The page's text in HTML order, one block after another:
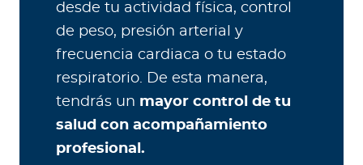
desde tu actividad física, control
de peso, presión arterial y
frecuencia cardiaca o tu estado
respiratorio. De esta manera,
tendrás un mayor control de tu
salud con acompañamiento
profesional.